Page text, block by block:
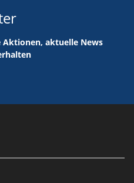
Aktionen, aktuelle News